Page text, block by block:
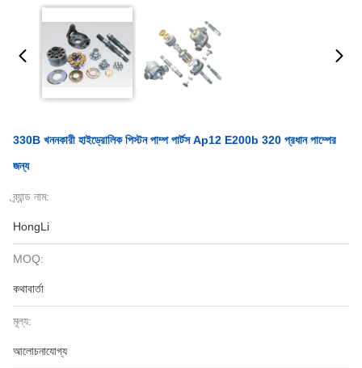
330B খননকারী হাইড্রোলিক পিস্টন পাম্প পার্টস Ap12 E200b 320 প্রধান পাম্পের
জন্য
ব্র্যান্ড নাম:
HongLi
MOQ:
কথাবার্তা
মূল্য:
আলোচনাযোগ্য